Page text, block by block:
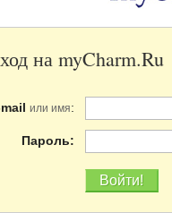
на myCharm.Ru
или имя:
Пароль: